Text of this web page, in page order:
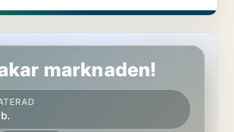
marknaden!